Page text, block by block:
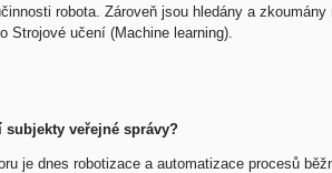
robota. Zároveň jsou hledány a
Strojové učení (Machine learning).
veřejné správy?
je dnes robotizace a automatizace procesů